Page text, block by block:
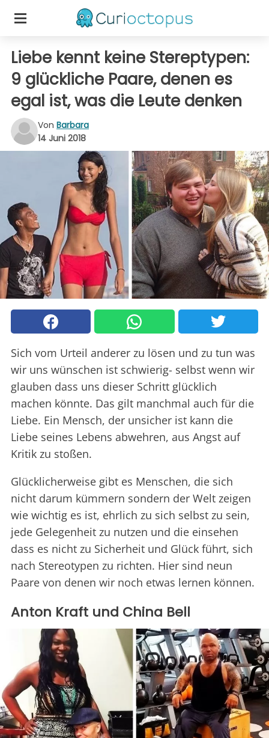
Liebe kennt keine Stereptypen:
9 glückliche Paare, denen es
egal ist, was die Leute denken
Von Barbara
14 Juni 2018
Sich vom Urteil anderer zu lösen und zu tun was
wir uns wünschen ist schwierig- selbst wenn wir
glauben dass uns dieser Schritt glücklich
machen könnte. Das gilt manchmal auch für die
Liebe. Ein Mensch, der unsicher ist kann die
Liebe seines Lebens abwehren, aus Angst auf
Kritik zu stoßen.
Glücklicherweise gibt es Menschen, die sich
nicht darum kümmern sondern der Welt zeigen
wie wichtig es ist, ehrlich zu sich selbst zu sein,
jede Gelegenheit zu nutzen und die einsehen
dass es nicht zu Sicherheit und Glück führt, sich
nach Stereotypen zu richten. Hier sind neun
Paare von denen wir noch etwas lernen können.
Anton Kraft und China Bell